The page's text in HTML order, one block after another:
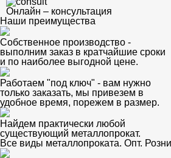
Онлайн – консультация
Наши преимущества
Собственное производство -
выполним заказ в кратчайшие сроки
и по наиболее выгодной цене.
Работаем "под ключ" - вам нужно
только заказать, мы привезем в
удобное время, порежем в размер.
Найдем практически любой
существующий металлопрокат.
Все виды металлопроката. Опт.